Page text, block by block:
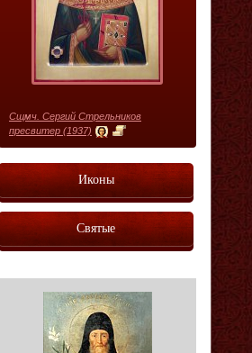
Сщмч. Сергий Стрельников
пресвитер (1937)
Иконы
Святые